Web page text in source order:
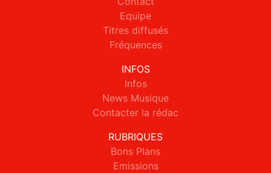
Equipe
Titres diffusés
Fréquences
INFOS
Infos
News Musique
Contacter la rédac
RUBRIQUES
Bons Plans
Emissions